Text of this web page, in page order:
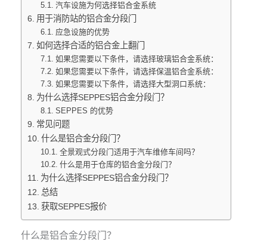
汽车设施为何选择铝合金系统
用于消防站的铝合金分段门
应急设施的优势
如何选择合适的铝合金上翻门
如果您需要以下条件，请选择玻璃铝合金系统：
如果您需要以下条件，请选择保温铝合金系统：
如果您需要以下条件，请选择大型洞口系统：
为什么选择SEPPES铝合金分段门？
SEPPES 的优势
常见问题
什么是铝合金分段门？
全景观式分段门适用于汽车维修车间吗？
什么是用于仓库的铝合金分段门？
为什么选择SEPPES铝合金分段门？
总结
获取SEPPES报价
什么是铝合金分段门？